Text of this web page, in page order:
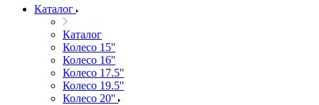
Каталог
Каталог
Колесо 15''
Колесо 16''
Колесо 17.5''
Колесо 19.5''
Колесо 20''